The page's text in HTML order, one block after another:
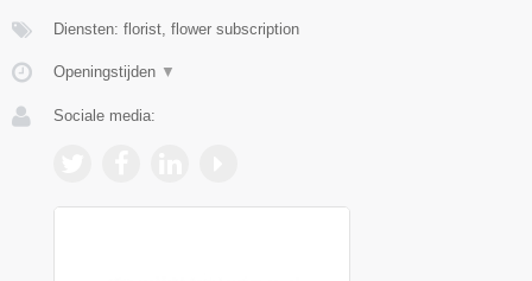
Diensten: florist, flower subscription
Openingstijden ▼
Sociale media: